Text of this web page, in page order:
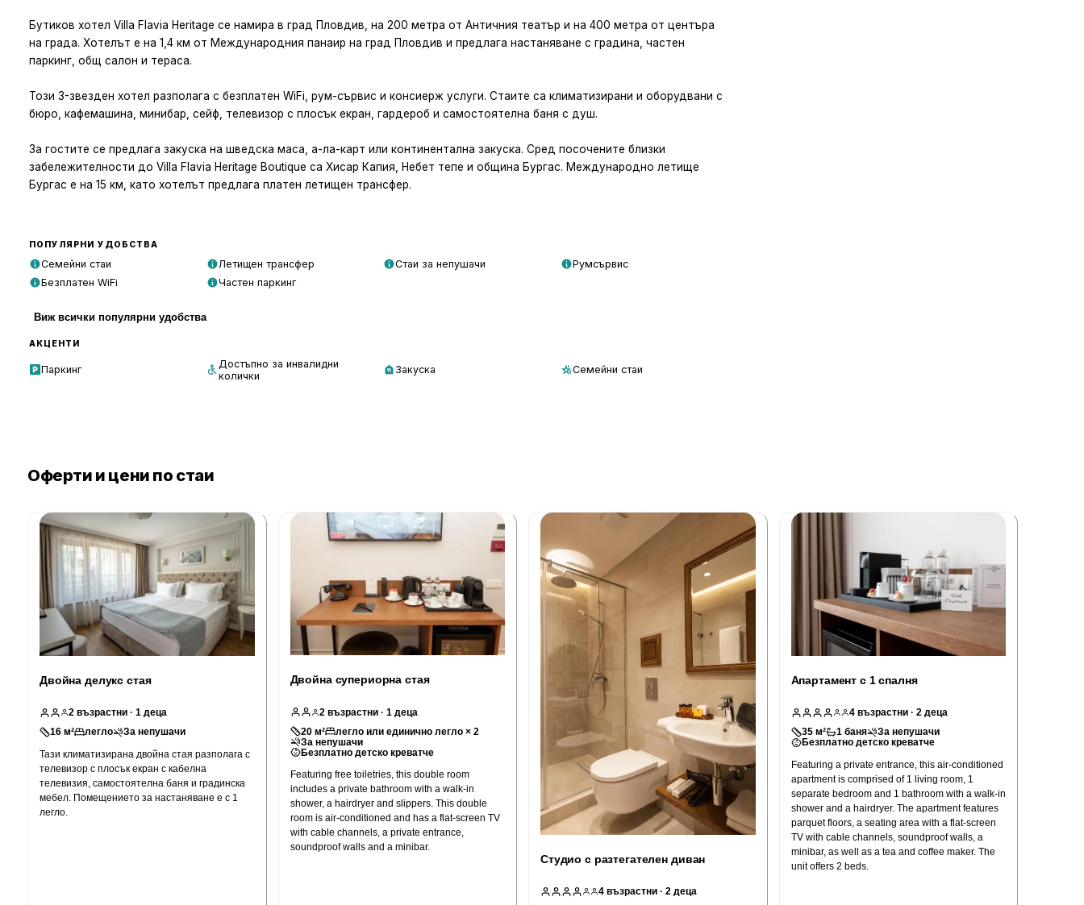
Бутиков хотел Villa Flavia Heritage се намира в град Пловдив, на 200 метра от Античния театър и на 400 метра от центъра
на града. Хотелът е на 1,4 км от Международния панаир на град Пловдив и предлага настаняване с градина, частен
паркинг, общ салон и тераса.
Този 3-звезден хотел разполага с безплатен WiFi, рум-сървис и консиерж услуги. Стаите са климатизирани и оборудвани с
бюро, кафемашина, минибар, сейф, телевизор с плосък екран, гардероб и самостоятелна баня с душ.
За гостите се предлага закуска на шведска маса, а-ла-карт или континентална закуска. Сред посочените близки
забележителности до Villa Flavia Heritage Boutique са Хисар Капия, Небет тепе и община Бургас. Международно летище
Бургас е на 15 км, като хотелът предлага платен летищен трансфер.
ПОПУЛЯРНИ УДОБСТВА
Семейни стаи Летищен трансфер Стаи за непушачи
Румсървис
Безплатен WiFi
Частен паркинг
Виж всички популярни удобства
АКЦЕНТИ
Паркинг
Достъпно за инвалидни
колички
Закуска Семейни стаи
Оферти и цени по стаи
Двойна делукс стая
2 възрастни · 1 деца
16 м² легло За непушачи
Тази климатизирана двойна стая разполага с
телевизор с плосък екран с кабелна
телевизия, самостоятелна баня и градинска
мебел. Помещението за настаняване е с 1
легло.
Двойна супериорна стая
2 възрастни· 1 деца
20 м²
легло или единично легло × 2
За непушачи
Безплатно детско креватче
Featuring free toiletries, this double room
includes a private bathroom with a walk-in
shower, a hairdryer and slippers. This double
room is air-conditioned and has a flat-screen TV
with cable channels, a private entrance,
soundproof walls and a minibar.
Студио с разтегателен диван
4 възрастни · 2 деца
Апартамент с 1 спалня
4 възрастни· 2 деца
35 м² 1 баня
За непушачи
Безплатно детско креватче
Featuring a private entrance, this air-conditioned
apartment is comprised of 1 living room, 1
separate bedroom and 1 bathroom with a walk-in
shower and a hairdryer. The apartment features
parquet floors, a seating area with a flat-screen
TV with cable channels, soundproof walls, a
minibar, as well as a tea and coffee maker. The
unit offers 2 beds.